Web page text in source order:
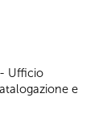
Ufficio
e